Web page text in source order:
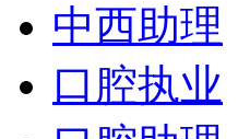
中西助理
口腔执业